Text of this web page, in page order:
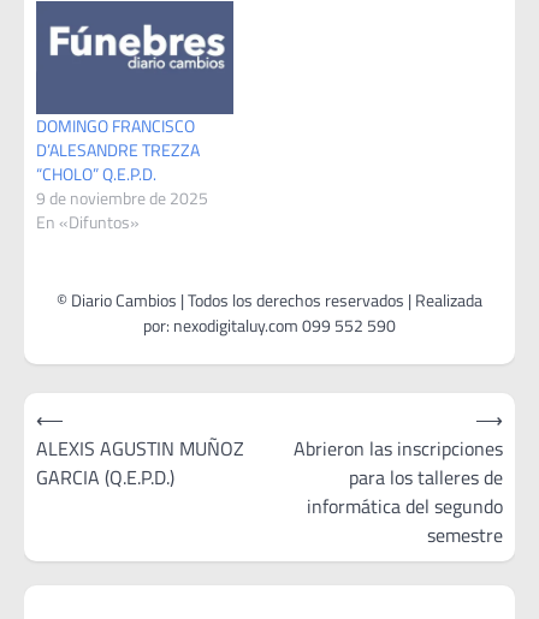
DOMINGO FRANCISCO
D’ALESANDRE TREZZA
“CHOLO” Q.E.P.D.
9 de noviembre de 2025
En «Difuntos»
Navegación
de
entradas
⟵
ALEXIS AGUSTIN MUÑOZ
GARCIA (Q.E.P.D.)
Abrieron las inscripciones
para los talleres de
informática del segundo
semestre
⟶